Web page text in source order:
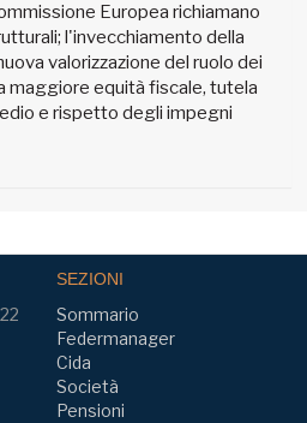
Europea richiamano
l'invecchiamento della
valorizzazione del ruolo dei
maggiore equità fiscale, tutela
e rispetto degli impegni
SEZIONI
Sommario
Federmanager
Cida
Società
Pensioni